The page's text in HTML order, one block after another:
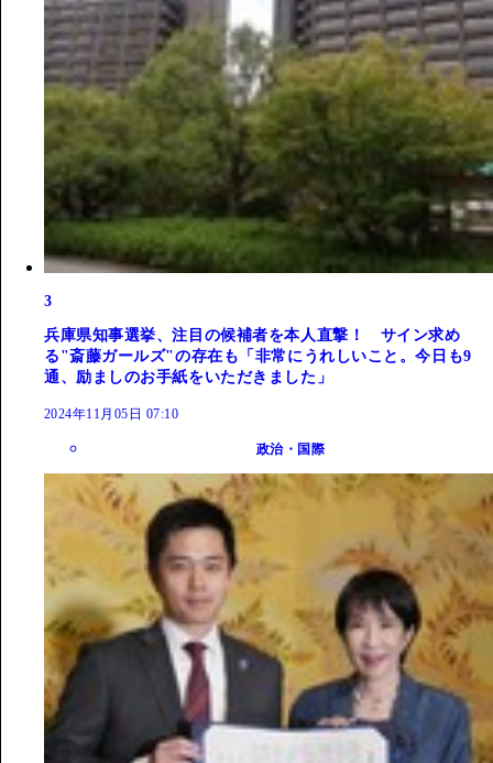
3
兵庫県知事選挙、注目の候補者を本人直撃！ サイン求め
る"斎藤ガールズ"の存在も「非常にうれしいこと。今日も9
通、励ましのお手紙をいただきました」
2024年11月05日 07:10
政治・国際